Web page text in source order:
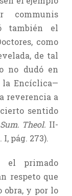
communis
también el
como
de tal
no dudó en
Encíclica—
reverencia a
cierto sentido
Theol. II-
I, pág. 273).
el primado
respeto que
obra, y por lo